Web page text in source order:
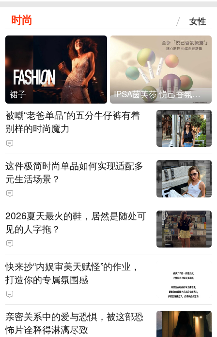
时尚 女性
裙子 IPSA茵芙莎 悦己香氛凝露上市
被嘲“老爸单品”的五分牛仔裤有着
别样的时尚魔力
这件极简时尚单品如何实现适配多
元生活场景？
2026夏天最火的鞋，居然是随处可
见的人字拖？
快来抄“内娱审美天赋怪”的作业，
打造你的专属氛围感
亲密关系中的爱与恐惧，被这部恐
怖片诠释得淋漓尽致